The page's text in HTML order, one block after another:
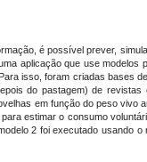
é possível prever,
aplicação que use modelos
isso, foram criadas bases
do pastagem) de
em função do peso vivo
estimar o consumo
2 foi executado usando